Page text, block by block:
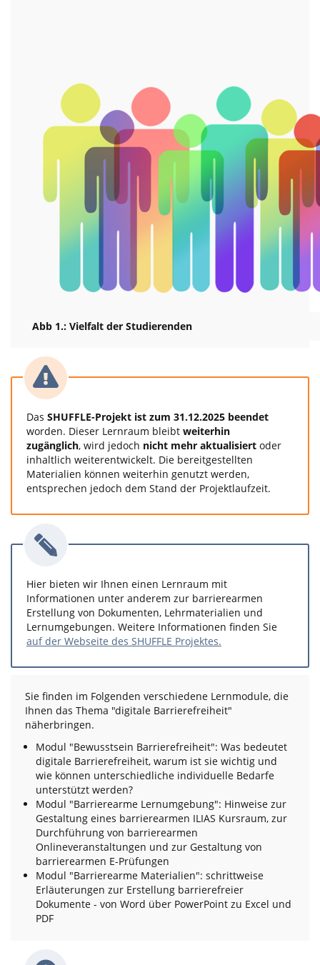
Abb 1.: Vielfalt der Studierenden
Das SHUFFLE-Projekt ist zum 31.12.2025 beendet
worden. Dieser Lernraum bleibt weiterhin
zugänglich, wird jedoch nicht mehr aktualisiert oder
inhaltlich weiterentwickelt. Die bereitgestellten
Materialien können weiterhin genutzt werden,
entsprechen jedoch dem Stand der Projektlaufzeit.
Hier bieten wir Ihnen einen Lernraum mit
Informationen unter anderem zur barrierearmen
Erstellung von Dokumenten, Lehrmaterialien und
Lernumgebungen. Weitere Informationen finden Sie
auf der Webseite des SHUFFLE Projektes.
Sie finden im Folgenden verschiedene Lernmodule, die
Ihnen das Thema "digitale Barrierefreiheit"
näherbringen.
Modul "Bewusstsein Barrierefreiheit": Was bedeutet
digitale Barrierefreiheit, warum ist sie wichtig und
wie können unterschiedliche individuelle Bedarfe
unterstützt werden?
Modul "Barrierearme Lernumgebung": Hinweise zur
Gestaltung eines barrierearmen ILIAS Kursraum, zur
Durchführung von barrierearmen
Onlineveranstaltungen und zur Gestaltung von
barrierearmen E-Prüfungen
Modul "Barrierearme Materialien": schrittweise
Erläuterungen zur Erstellung barrierefreier
Dokumente - von Word über PowerPoint zu Excel und
PDF